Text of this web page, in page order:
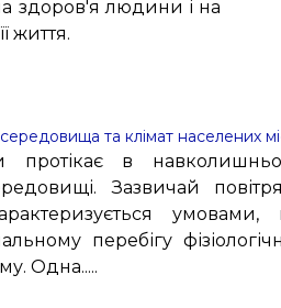
здоров'я людини і на
життя.
середовища та клімат населених
в
Зазвичай
умовами,
перебігу
Одна.....